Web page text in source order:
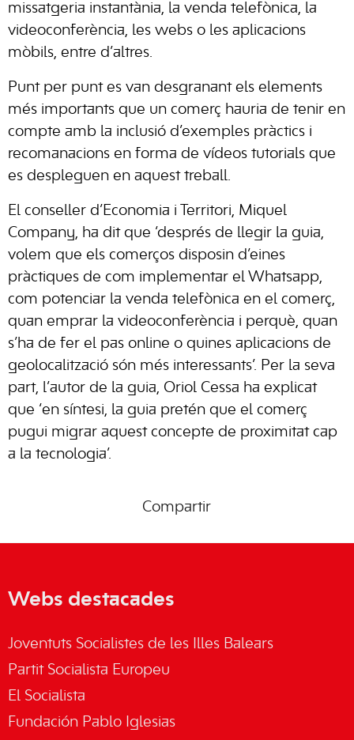
missatgeria instantània, la venda telefònica, la
videoconferència, les webs o les aplicacions
mòbils, entre d’altres.
Punt per punt es van desgranant els elements
més importants que un comerç hauria de tenir en
compte amb la inclusió d’exemples pràctics i
recomanacions en forma de vídeos tutorials que
es despleguen en aquest treball.
El conseller d’Economia i Territori, Miquel
Company, ha dit que ‘després de llegir la guia,
volem que els comerços disposin d’eines
pràctiques de com implementar el Whatsapp,
com potenciar la venda telefònica en el comerç,
quan emprar la videoconferència i perquè, quan
s’ha de fer el pas online o quines aplicacions de
geolocalització són més interessants’. Per la seva
part, l’autor de la guia, Oriol Cessa ha explicat
que ‘en síntesi, la guia pretén que el comerç
pugui migrar aquest concepte de proximitat cap
a la tecnologia’.
Compartir
Webs destacades
Joventuts Socialistes de les Illes Balears
Partit Socialista Europeu
El Socialista
Fundación Pablo Iglesias